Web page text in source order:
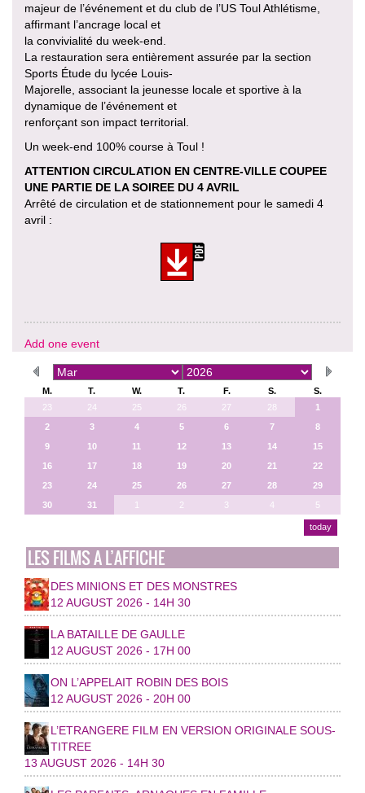
majeur de l’événement et du club de l’US Toul Athlétisme,
affirmant l’ancrage local et
la convivialité du week-end.
La restauration sera entièrement assurée par la section
Sports Étude du lycée Louis-
Majorelle, associant la jeunesse locale et sportive à la
dynamique de l’événement et
renforçant son impact territorial.
Un week-end 100% course à Toul !
ATTENTION CIRCULATION EN CENTRE-VILLE COUPEE
UNE PARTIE DE LA SOIREE DU 4 AVRIL
Arrêté de circulation et de stationnement pour le samedi 4
avril :
Add one event
M. T. W. T. F. S.
S.
23
24 25 26 27 28
1
2
3 4 5 6 7
8
9
10 11 12 13 14
15
16
17 18 19 20 21
22
23
24 25 26 27 28
29
30
31 2 3 4 5
today
LES FILMS A L’AFFICHE
DES MINIONS ET DES MONSTRES
12 AUGUST 2026 - 14H 30
LA BATAILLE DE GAULLE
12 AUGUST 2026 - 17H 00
ON L’APPELAIT ROBIN DES BOIS
12 AUGUST 2026 - 20H 00
L’ETRANGERE FILM EN VERSION ORIGINALE SOUS-
TITREE
13 AUGUST 2026 - 14H 30